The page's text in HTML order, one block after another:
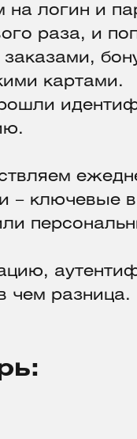
на логин и
раза, и
картами.
– ключевые
чем разница.